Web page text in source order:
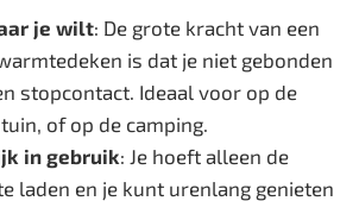
je wilt: De grote kracht van een
is dat je niet gebonden
stopcontact. Ideaal voor op de
of op de camping.
in gebruik: Je hoeft alleen de
laden en je kunt urenlang genieten